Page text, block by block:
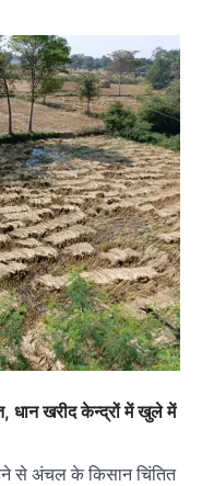
धान खरीद केन्द्रों में खुले में
से अंचल के किसान चिंतित